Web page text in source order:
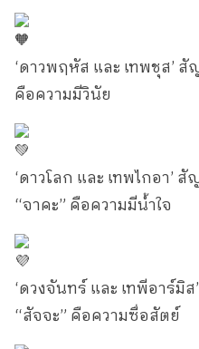
‘ดาวพฤหัส และ เทพชุส’ สั
คือความมีวินัย
‘ดาวโลก และ เทพไกอา
“จาคะ” คือความมีน้ำใจ
‘ดวงจันทร์ และ เทพีอาร์
“สัจจะ” คือความซื่อสัตย์